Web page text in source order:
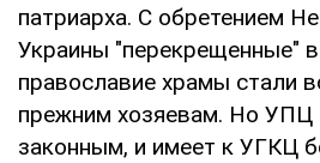
патриарха. С обретением
Украины "перекрещенные"
православие храмы стали
прежним хозяевам. Но УПЦ
законным, и имеет к УГКЦ